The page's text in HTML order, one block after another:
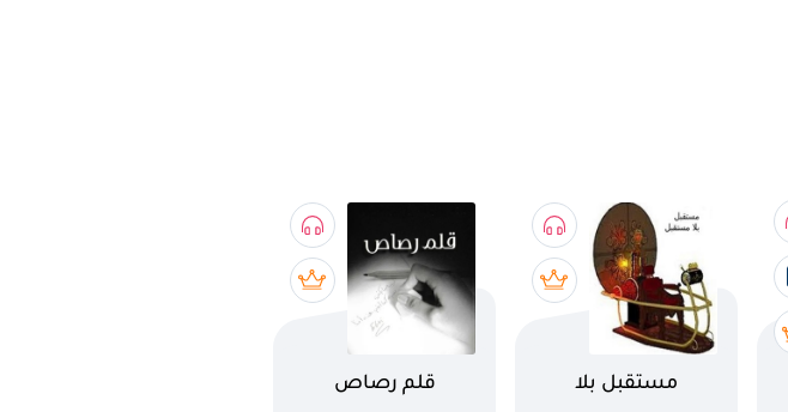
اسم الكتاب
مستقبل بلا
اسم الكتاب
قلم رصاص